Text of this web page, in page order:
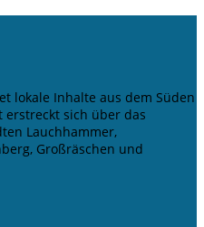
lokale Inhalte aus dem Süden
erstreckt sich über das
Lauchhammer,
Großräschen und